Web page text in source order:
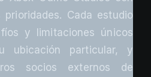
Cada estudio
y limitaciones únicos
ubicación particular, y
socios externos de